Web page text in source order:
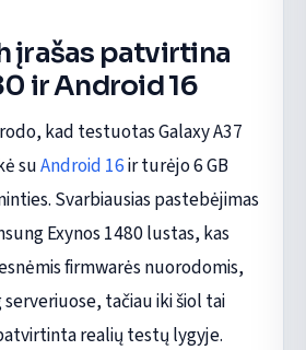
įrašas patvirtina
ir Android 16
kad testuotas Galaxy A37
suAndroid 16ir turėjo 6 GB
Svarbiausias pastebėjimas
Exynos 1480 lustas, kas
firmwarės nuorodomis,
tačiau iki šiol tai
realių testų lygyje.